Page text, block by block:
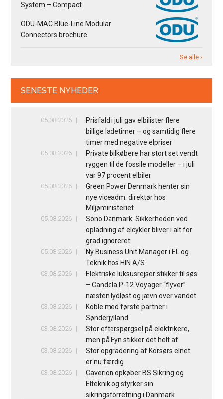
System – Compact
ODU-MAC Blue-Line Modular
Connectors brochure
Se alle ›
SENESTE NYHEDER
05.08.2026
Prisfald i juli gav elbilister flere
billige ladetimer – og samtidig flere
timer med negative elpriser
05.08.2026
Private bilkøbere har stort set vendt
ryggen til de fossile modeller – i juli
var 97 procent elbiler
05.08.2026
Green Power Denmark henter sin
nye viceadm. direktør hos
Miljøministeriet
05.08.2026
Sono Danmark: Sikkerheden ved
opladning af elcykler bliver i alt for
grad ignoreret
05.08.2026
Ny Business Unit Manager i EL og
Teknik hos HIN A/S
03.08.2026
Elektriske luksusrejser stikker til søs
– Candela P-12 Voyager “flyver”
næsten lydløst og jævn over vandet
03.08.2026
Koble med første partner i
Sønderjylland
03.08.2026
Stor efterspørgsel på elektrikere,
men på Fyn stikker det helt af
03.08.2026
Stor opgradering af Korsørs elnet
er nu færdig
03.08.2026
Caverion opkøber BS Sikring og
Elteknik og styrker sin
sikringsforretning i Danmark